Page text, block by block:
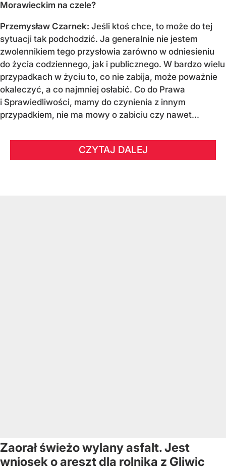
Morawieckim na czele?
Przemysław Czarnek: Jeśli ktoś chce, to może do tej
sytuacji tak podchodzić. Ja generalnie nie jestem
zwolennikiem tego przysłowia zarówno w odniesieniu
do życia codziennego, jak i publicznego. W bardzo wielu
przypadkach w życiu to, co nie zabija, może poważnie
okaleczyć, a co najmniej osłabić. Co do Prawa
i Sprawiedliwości, mamy do czynienia z innym
przypadkiem, nie ma mowy o zabiciu czy nawet...
CZYTAJ DALEJ
Zaorał świeżo wylany asfalt. Jest
wniosek o areszt dla rolnika z Gliwic